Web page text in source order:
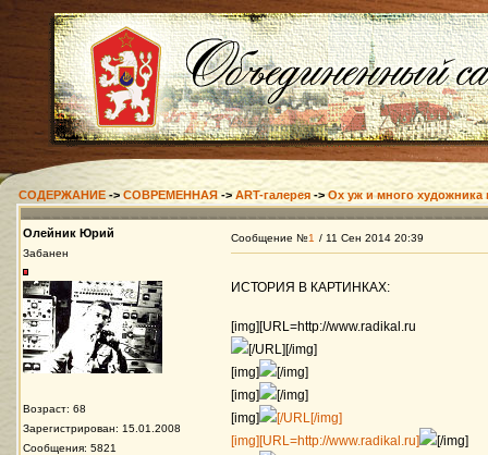
СОДЕРЖАНИЕ ->СОВРЕМЕННАЯ->ART-галерея ->Ох уж и много художника
Олейник Юрий
Забанен
Возраст: 68
Зарегистрирован: 15.01.2008
Сообщения: 5821
Сообщение №1 / 11 Сен 2014 20:39
ИСТОРИЯ В КАРТИНКАХ:
[img][URL=http://www.radikal.ru
[/URL][/img]
[img]
[/img]
[img]
[/img]
[img]
[/URL[/img]
[img][URL=http://www.radikal.ru]
[/img]